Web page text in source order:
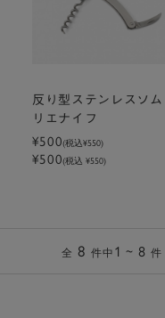
反り型ステンレスソム
リエナイフ
¥500(税込¥550)
¥500(税込 ¥550)
全 8 件中1 ~ 8 件